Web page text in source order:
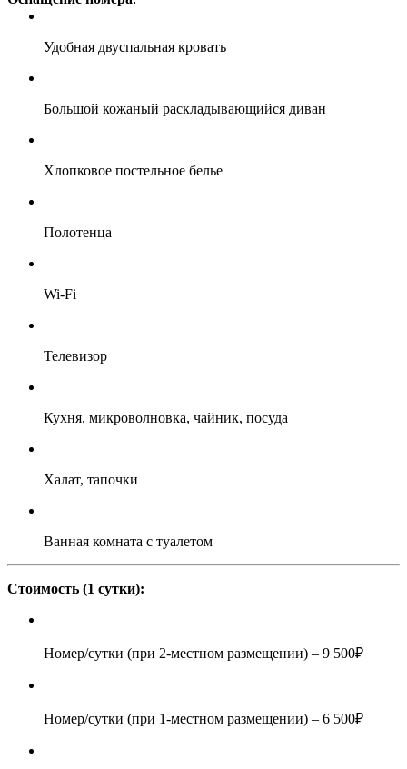
Удобная двуспальная кровать
Большой кожаный раскладывающийся диван
Хлопковое постельное белье
Полотенца
Wi-Fi
Телевизор
Кухня, микроволновка, чайник, посуда
Халат, тапочки
Ванная комната с туалетом
Стоимость (1 сутки):
Номер/сутки (при 2-местном размещении) – 9 500₽
Номер/сутки (при 1-местном размещении) – 6 500₽